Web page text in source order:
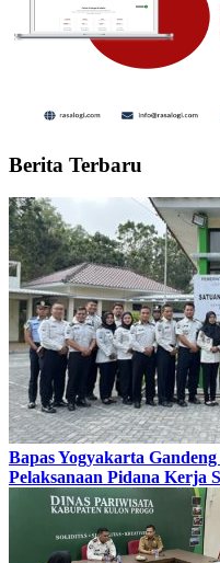
Berita Terbaru
Bapas Yogyakarta
Pelaksanaan Pidana Kerja